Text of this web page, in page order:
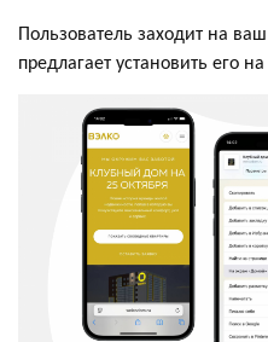
Пользователь заходит на
предлагает установить его